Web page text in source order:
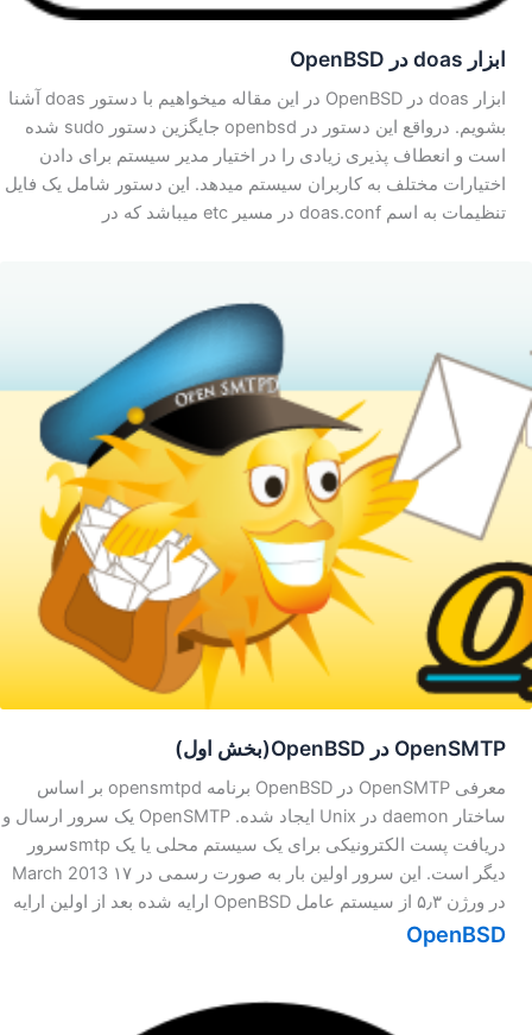
ابزار doas در OpenBSD
ابزار doas در OpenBSD در این مقاله میخواهیم با دستور doas آشنا
بشویم. درواقع این دستور در openbsd جایگزین دستور sudo شده
است و انعطاف پذیری زیادی را در اختیار مدیر سیستم برای دادن
اختیارات مختلف به کاربران سیستم میدهد. این دستور شامل یک فایل
تنظیمات به اسم doas.conf در مسیر etc میباشد که در
OpenSMTP در OpenBSD(بخش اول)
معرفی OpenSMTP در OpenBSD برنامه opensmtpd بر اساس
ساختار daemon در Unix ایجاد شده. OpenSMTP یک سرور ارسال و
دریافت پست الکترونیکی برای یک سیستم محلی یا یک smtpسرور
دیگر است. این سرور اولین بار به صورت رسمی در ۱۷ March 2013
در ورژن ۵٫۳ از سیستم عامل OpenBSD ارایه شده بعد از اولین ارایه
OpenBSD